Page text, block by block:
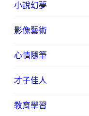
小說幻夢
影像藝術
心情隨筆
才子佳人
教育學習